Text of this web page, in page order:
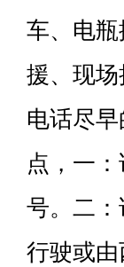
车、电
援、现
电话尽
点，一
号。二
行驶或